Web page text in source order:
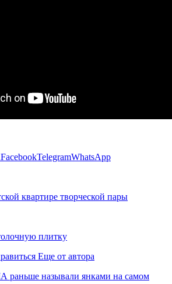
FacebookTelegramWhatsApp
квартире творческой пары
плитку
Еще от автора
называли янками на самом